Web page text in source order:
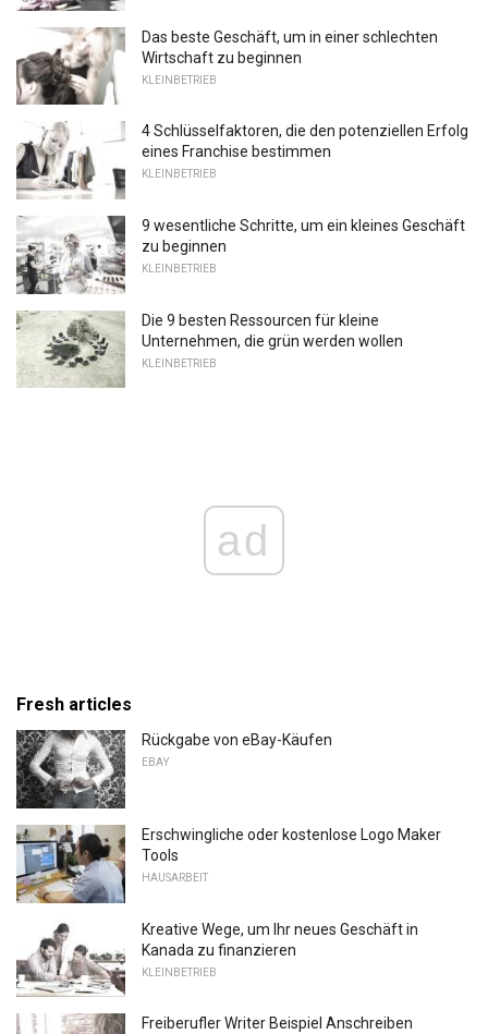
Das beste Geschäft, um in einer schlechten
Wirtschaft zu beginnen
KLEINBETRIEB
4 Schlüsselfaktoren, die den potenziellen Erfolg
eines Franchise bestimmen
KLEINBETRIEB
9 wesentliche Schritte, um ein kleines Geschäft
zu beginnen
KLEINBETRIEB
Die 9 besten Ressourcen für kleine
Unternehmen, die grün werden wollen
KLEINBETRIEB
ad
Fresh articles
Rückgabe von eBay-Käufen
EBAY
Erschwingliche oder kostenlose Logo Maker
Tools
HAUSARBEIT
Kreative Wege, um Ihr neues Geschäft in
Kanada zu finanzieren
KLEINBETRIEB
Freiberufler Writer Beispiel Anschreiben